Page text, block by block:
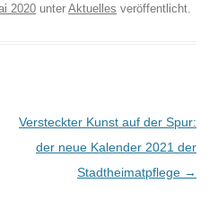
2020 unter Aktuelles veröffentlicht.
Versteckter Kunst auf der Spur:
der neue Kalender 2021 der
Stadtheimatpflege →